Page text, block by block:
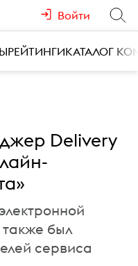
Войти
РЕЙТИНГИКАТАЛОГ
Delivery
был
сервиса